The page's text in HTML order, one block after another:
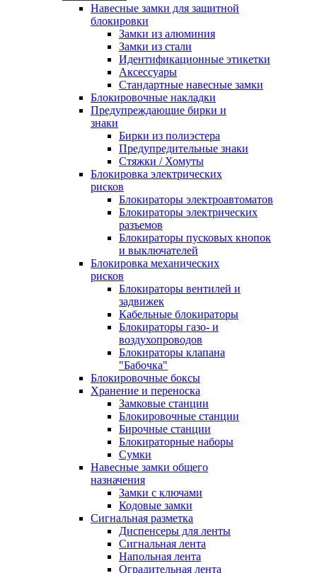
Навесные замки для защитной
блокировки
Замки из алюминия
Замки из стали
Идентификационные этикетки
Аксессуары
Стандартные навесные замки
Блокировочные накладки
Предупреждающие бирки и
знаки
Бирки из полиэстера
Предупредительные знаки
Стяжки / Хомуты
Блокировка электрических
рисков
Блокираторы электроавтоматов
Блокираторы электрических
разъемов
Блокираторы пусковых кнопок
и выключателей
Блокировка механических
рисков
Блокираторы вентилей и
задвижек
Кабельные блокираторы
Блокираторы газо- и
воздухопроводов
Блокираторы клапана
"Бабочка"
Блокировочные боксы
Хранение и переноска
Замковые станции
Блокировочные станции
Бирочные станции
Блокираторные наборы
Сумки
Навесные замки общего
назначения
Замки с ключами
Кодовые замки
Сигнальная разметка
Диспенсеры для ленты
Сигнальная лента
Напольная лента
Оградительная лента